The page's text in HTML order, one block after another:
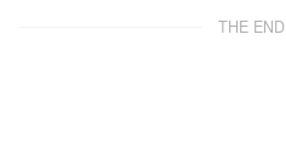
THE END